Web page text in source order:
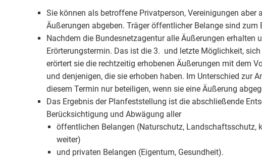
Sie können als betroffene Privatperson, Vereinigungen aber
Äußerungen abgeben. Träger öffentlicher Belange sind
Nachdem die Bundesnetzagentur alle Äußerungen erhalten
Erörterungstermin. Das ist die 3. und letzte Möglichkeit,
erörtert sie die rechtzeitig erhobenen Äußerungen mit dem
und denjenigen, die sie erhoben haben. Im Unterschied zur
diesem Termin nur beteiligen, wenn sie eine Äußerung
Das Ergebnis der Planfeststellung ist die abschließende
Berücksichtigung und Abwägung aller
öffentlichen Belangen (Naturschutz, Landschaftsschutz,
weiter)
und privaten Belangen (Eigentum, Gesundheit).